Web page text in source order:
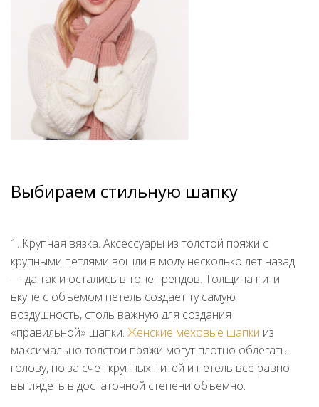
Выбираем стильную шапку
1. Крупная вязка. Аксессуары из толстой пряжи с
крупными петлями вошли в моду несколько лет назад
— да так и остались в топе трендов. Толщина нити
вкупе с объемом петель создает ту самую
воздушность, столь важную для создания
«правильной» шапки. Женские меховые шапки из
максимально толстой пряжи могут плотно облегать
голову, но за счет крупных нитей и петель все равно
выглядеть в достаточной степени объемно.